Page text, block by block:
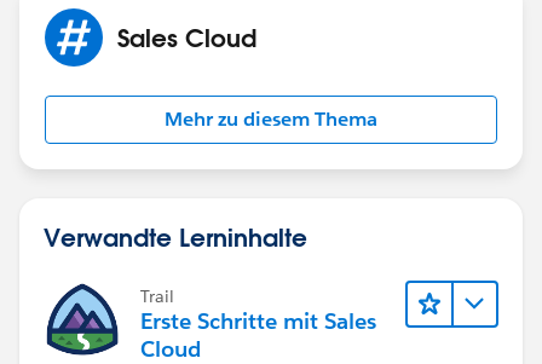
Sales Cloud
Mehr zu diesem Thema
Verwandte Lerninhalte
Trail
Erste Schritte mit Sales
Cloud